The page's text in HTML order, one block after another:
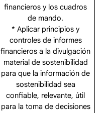
financieros y los cuadros
de mando.
* Aplicar principios y
controles de informes
financieros a la divulgación
material de sostenibilidad
para que la información de
sostenibilidad sea
confiable, relevante, útil
para la toma de decisiones